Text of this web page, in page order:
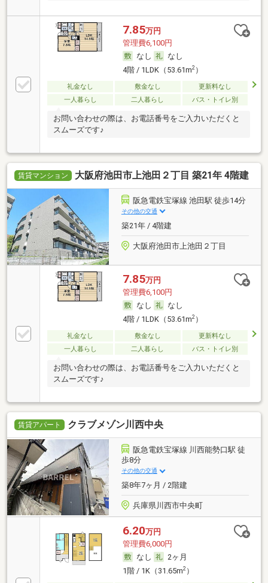
7.85万円
管理費6,100円
なし
なし
4階 / 1LDK（53.61m2）
礼金なし 敷金なし
更新料なし
一人暮らし
二人暮らし バス・トイレ別
お問い合わせの際は、お電話番号をご入力いただくと
スムーズです♪
賃貸マンション 大阪府池田市上池田２丁目 築21年 4階建
阪急電鉄宝塚線 池田駅 徒歩14分
その他の交通
築21年 / 4階建
大阪府池田市上池田２丁目
7.85万円
管理費6,100円
なし
なし
4階 / 1LDK（53.61m2）
礼金なし 敷金なし
更新料なし
一人暮らし
二人暮らし バス・トイレ別
お問い合わせの際は、お電話番号をご入力いただくと
スムーズです♪
賃貸アパート クラブメゾン川西中央
阪急電鉄宝塚線 川西能勢口駅 徒
歩8分
その他の交通
築8年7ヶ月 / 2階建
兵庫県川西市中央町
6.20万円
管理費6,000円
なし
2ヶ月
1階 / 1K（31.65m2）